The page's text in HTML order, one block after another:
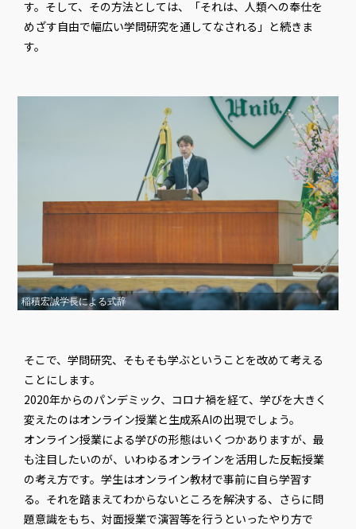
す。そして、その方法としては、「それは、人類への奉仕を
めざす自由で幅広い学問研究を通してなされる」と続きま
す。
稲積宏誠学長による式辞
そこで、学問研究、そもそも学ぶということを改めて考える
ことにします。
2020年からのパンデミック、コロナ禍を経て、学びを大きく
変えたのはオンライン授業と生成系AIの出現でしょう。
オンライン授業による学びの形態はいくつかありますが、最
も注目したいのが、いわゆるオンラインを活用した反転授業
の考え方です。学生はオンライン教材で事前に自ら学習す
る。それを踏まえてわからないところを解決する、さらに問
題意識をもち、対面授業で演習等を行うといったやり方で